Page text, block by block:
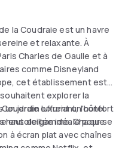
la Coudraie est un havre
et relaxante. À
Charles de Gaulle et à
comme Disneyland
cet établissement est
explorer la
un jardin luxuriant, l'hôtel
ensoleillée idéale pour se
Coudraie offrent un confort
haut de gamme. Chaque
à écran plat avec chaînes